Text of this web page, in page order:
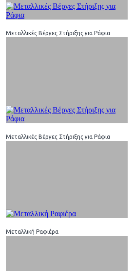
Μεταλλικές Βέργες Στήριξης για Ράφια
Μεταλλικές Βέργες Στήριξης για Ράφια
Μεταλλική Ραφιέρα